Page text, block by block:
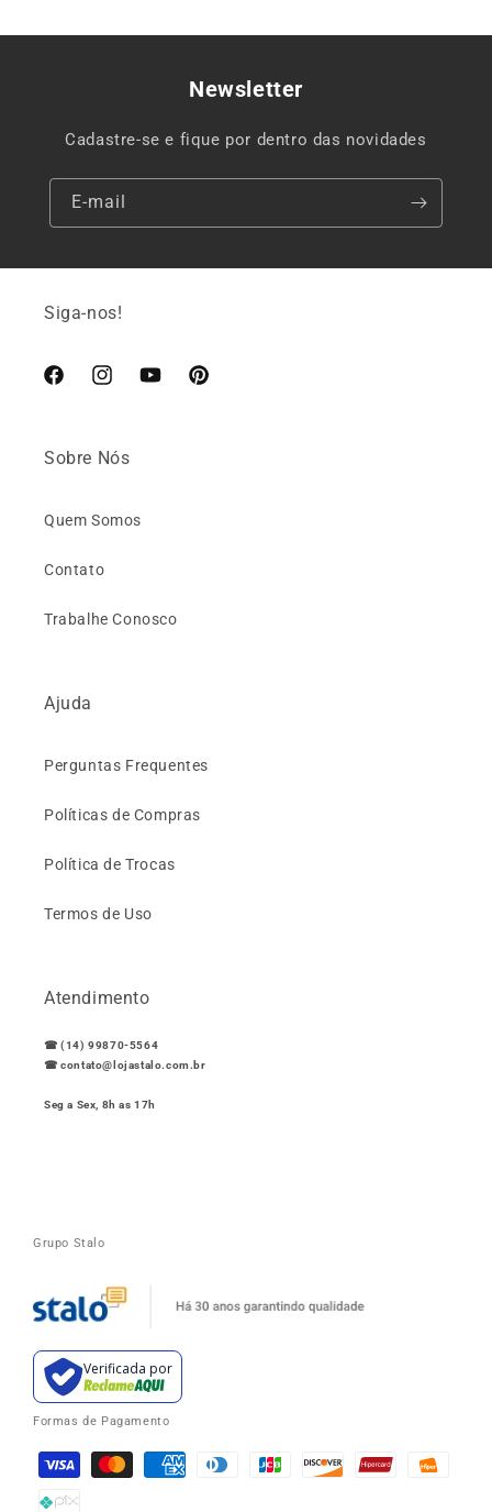
Newsletter
Cadastre-se e fique por dentro das novidades
E-mail
Siga-nos!
FacebookInstagramYouTubePinterest
Sobre Nós
Quem Somos
Contato
Trabalhe Conosco
Ajuda
Perguntas Frequentes
Políticas de Compras
Política de Trocas
Termos de Uso
Atendimento
☎ (14) 99870-5564
☎ contato@lojastalo.com.br
Seg a Sex, 8h as 17h
Grupo Stalo
Verificada por
Formas de Pagamento